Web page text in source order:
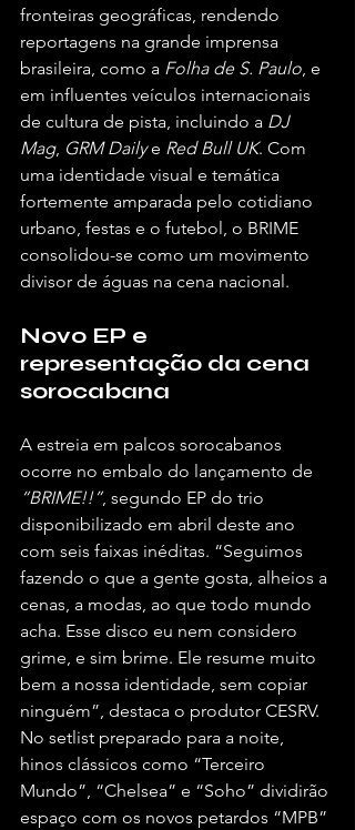
fronteiras geográficas, rendendo
reportagens na grande imprensa
brasileira, como a Folha de S. Paulo, e
em influentes veículos internacionais
de cultura de pista, incluindo a DJ
Mag, GRM Daily e Red Bull UK. Com
uma identidade visual e temática
fortemente amparada pelo cotidiano
urbano, festas e o futebol, o BRIME
consolidou-se como um movimento
divisor de águas na cena nacional.
Novo EP e
representação da cena
sorocabana
A estreia em palcos sorocabanos
ocorre no embalo do lançamento de
“BRIME!!”, segundo EP do trio
disponibilizado em abril deste ano
com seis faixas inéditas. “Seguimos
fazendo o que a gente gosta, alheios a
cenas, a modas, ao que todo mundo
acha. Esse disco eu nem considero
grime, e sim brime. Ele resume muito
bem a nossa identidade, sem copiar
ninguém”, destaca o produtor CESRV.
No setlist preparado para a noite,
hinos clássicos como “Terceiro
Mundo”, “Chelsea” e “Soho” dividirão
espaço com os novos petardos “MPB”